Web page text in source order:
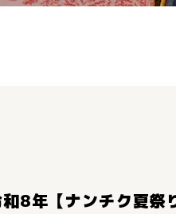
8年【ナンチク夏祭